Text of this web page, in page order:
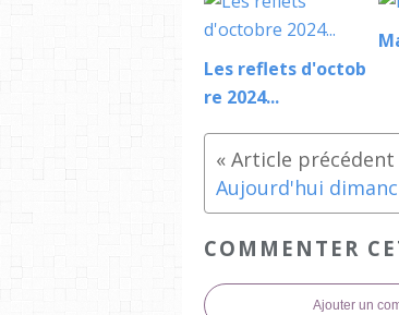
Les reflets d'octob
re 2024...
Aujourd'hui
COMMENTER
Ajouter un